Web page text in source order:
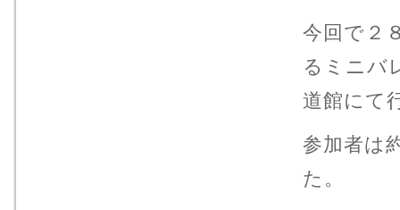
今回で２
るミニバ
道館にて
参加者は
た。